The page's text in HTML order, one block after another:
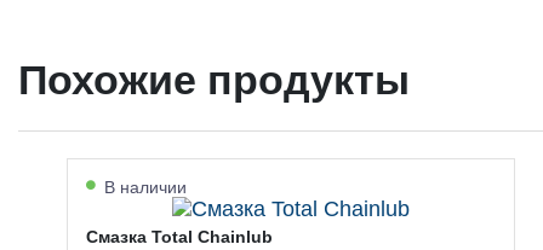
Похожие продукты
В наличии
Смазка Total Chainlub